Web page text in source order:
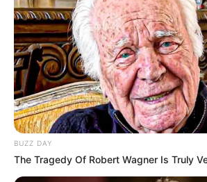
BUZZ DAY
The Tragedy Of Robert Wagner Is Truly